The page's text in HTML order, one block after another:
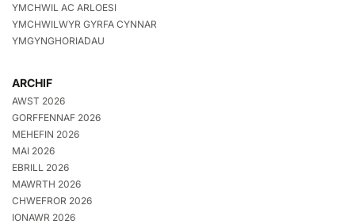
YMCHWIL AC ARLOESI
YMCHWILWYR GYRFA CYNNAR
YMGYNGHORIADAU
ARCHIF
AWST 2026
GORFFENNAF 2026
MEHEFIN 2026
MAI 2026
EBRILL 2026
MAWRTH 2026
CHWEFROR 2026
IONAWR 2026